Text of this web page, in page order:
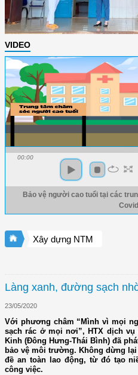
VIDEO
00:00
Bảo vệ người cao tuổi tại các
Xây dựng NTM
Làng xanh, đường sạch
23/05/2020
Với phương châm “Mình vì mọi
sạch rác ở mọi nơi”, HTX dịch
Kinh (Đông Hưng-Thái Bình) đã
bảo vệ môi trường. Không dừng
đề an toàn lao động, từ đó tạo
công việc.